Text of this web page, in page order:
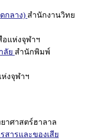
กลาง) สำนักงานวิทย
แห่งจุฬาฯ
ลัย สำนักพิมพ์
งจุฬาฯ
าศาสตร์ฮาลาล
สารและของเสีย